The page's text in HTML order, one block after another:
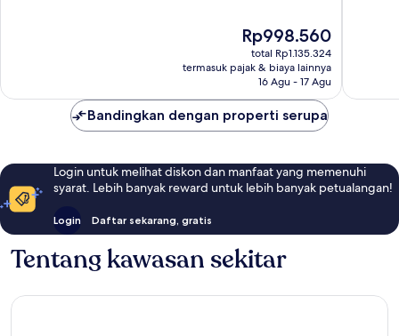
Harga
sekarang
Rp998.560
Rp998.560
total Rp1.135.324
termasuk pajak & biaya lainnya
16 Agu - 17 Agu
Bandingkan dengan properti serupa
Login untuk melihat diskon dan manfaat yang memenuhi
syarat. Lebih banyak reward untuk lebih banyak petualangan!
Login Daftar sekarang, gratis
Tentang kawasan sekitar